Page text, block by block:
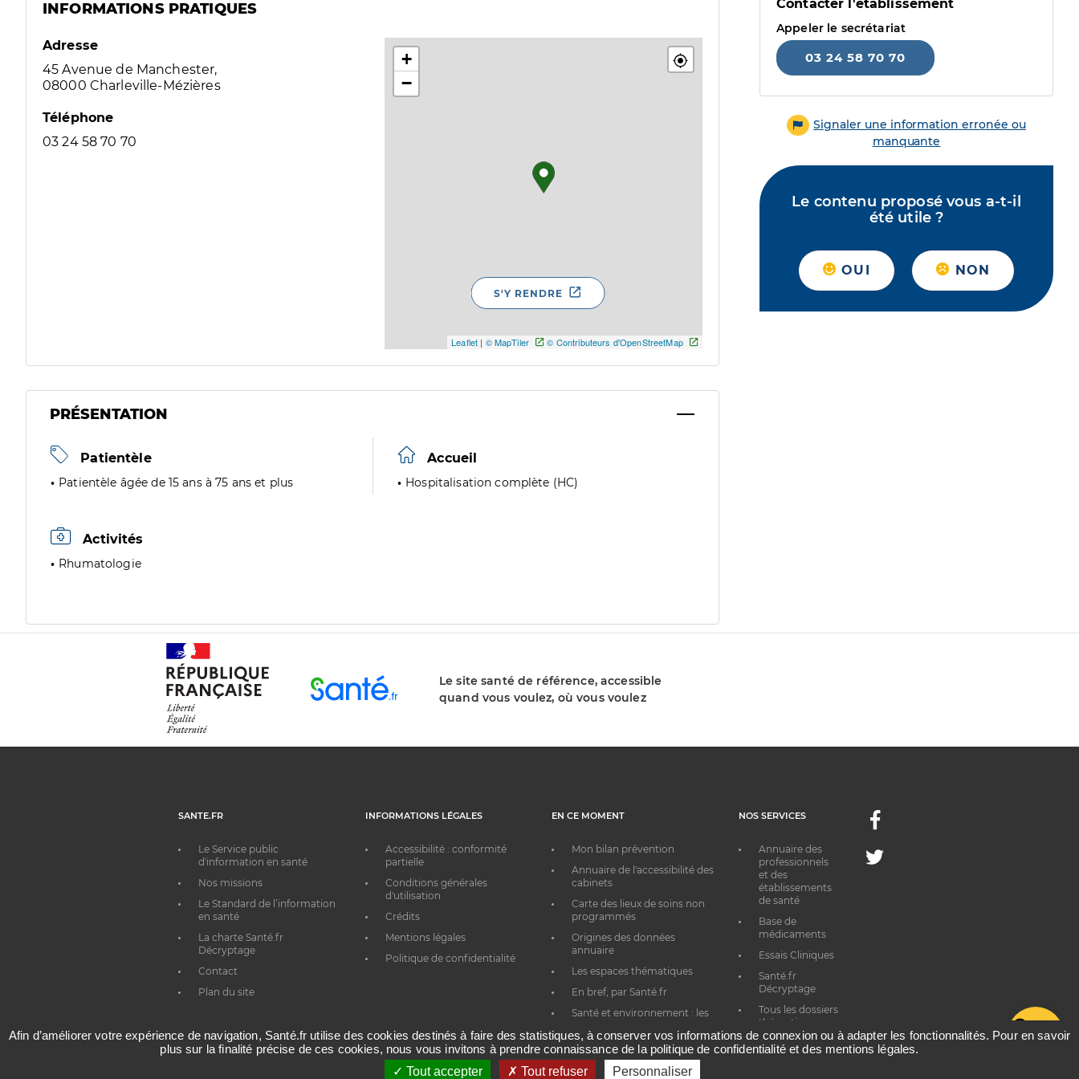
INFORMATIONS PRATIQUES
Adresse
45 Avenue de Manchester,
08000 Charleville-Mézières
Téléphone
03 24 58 70 70
+
−
Leaflet | © MapTiler © Contributeurs d'OpenStreetMap
S'Y RENDRE
PRÉSENTATION
Patientèle
Patientèle âgée de 15 ans à 75 ans et plus
Accueil
Hospitalisation complète (HC)
Activités
Rhumatologie
Contacter l'établissement
Appeler le secrétariat
03 24 58 70 70
Signaler une information erronée ou
manquante
Le contenu proposé vous a-t-il
été utile ?
OUI NON
Le site santé de référence, accessible
quand vous voulez, où vous voulez
SANTE.FR
Le Service public
d'information en santé
Nos missions
Le Standard de l’information
en santé
La charte Santé.fr
Décryptage
Contact
Plan du site
INFORMATIONS LÉGALES
Accessibilité : conformité
partielle
Conditions générales
d'utilisation
Crédits
Mentions légales
Politique de confidentialité
EN CE MOMENT
Mon bilan prévention
Annuaire de l'accessibilité des
cabinets
Carte des lieux de soins non
programmés
Origines des données
annuaire
Les espaces thématiques
En bref, par Santé.fr
Santé et environnement : les
NOS SERVICES
Annuaire des
professionnels
et des
établissements
de santé
Base de
médicaments
Essais Cliniques
Santé.fr
Décryptage
Tous les dossiers
thématiques
Facebook
Twitter
Afin d’améliorer votre expérience de navigation, Santé.fr utilise des cookies destinés à faire des statistiques, à conserver vos informations de connexion ou à adapter les fonctionnalités. Pour en savoir
plus sur la finalité précise de ces cookies, nous vous invitons à prendre connaissance de la politique de confidentialité et des mentions légales.
Tout accepter
Tout refuser Personnaliser